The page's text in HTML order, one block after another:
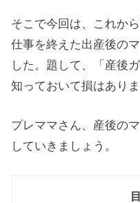
そこで今回は、これか
仕事を終えた出産後の
した。題して、「産後
知っておいて損はありま
プレママさん、産後の
していきましょう。